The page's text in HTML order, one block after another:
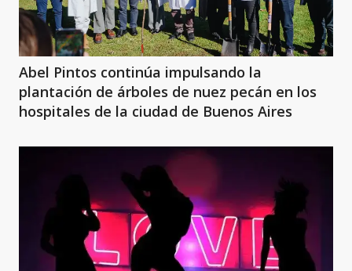
Abel Pintos continúa impulsando la
plantación de árboles de nuez pecán en los
hospitales de la ciudad de Buenos Aires